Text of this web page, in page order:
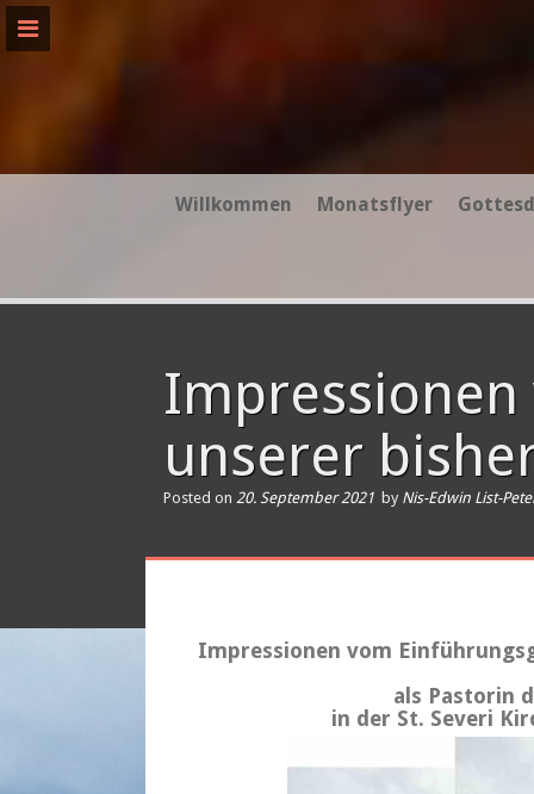
Skip
Willkommen Monatsflyer
unserer
Posted on 20. September 2021 by Nis-Edwin List-
Impressionen vom
als Pastorin
in der St. Severi